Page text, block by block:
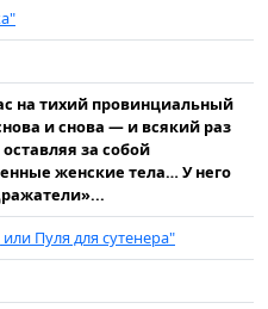
на тихий провинциальный
и снова — и всякий раз
за собой
женские тела… У него
Пуля для сутенера"